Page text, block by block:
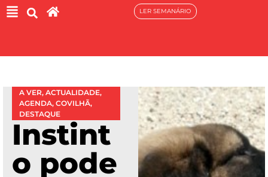
LER SEMANÁRIO
A VER, ACTUALIDADE,
AGENDA, COVILHÃ,
DESTAQUE
Instint
o pode